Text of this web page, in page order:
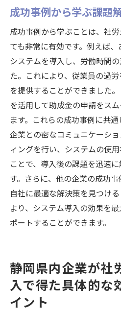
成功事例から学ぶ課題
成功事例から学ぶことは、社
ても非常に有効です。例えば
システムを導入し、労働時間
た。これにより、従業員の過
を提供することができました
を活用して助成金の申請をス
ます。これらの成功事例に共
企業との密なコミュニケーシ
ィングを行い、システムの使
ことで、導入後の課題を迅速
す。さらに、他の企業の成功事
自社に最適な解決策を見つけ
より、システム導入の効果を
ポートすることができます。
静岡県内企業が社
入で得た具体的な
イント